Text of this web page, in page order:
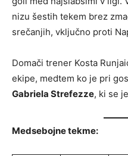
nizu šestih tekem brez
srečanjih, vključno proti
Domači trener Kosta
ekipe, medtem ko je pri
Gabriela Strefezze, ki se
Medsebojne tekme: